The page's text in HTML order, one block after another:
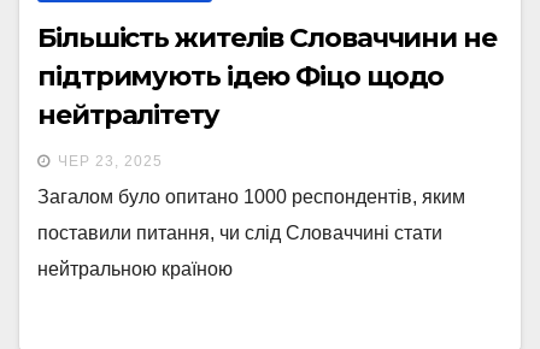
Більшість жителів Словаччини не
підтримують ідею Фіцо щодо
нейтралітету
ЧЕР 23, 2025
Загалом було опитано 1000 респондентів, яким
поставили питання, чи слід Словаччині стати
нейтральною країною